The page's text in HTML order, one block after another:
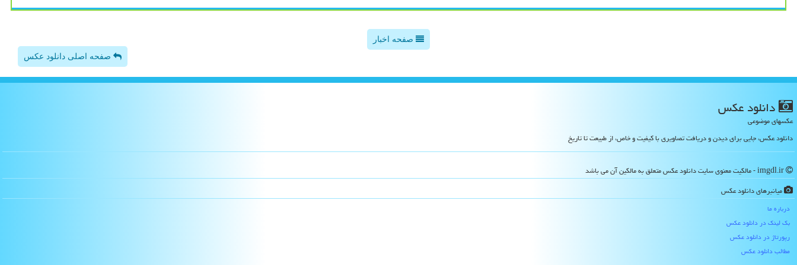
صفحه اخبار
صفحه اصلی دانلود عکس
دانلود عكس
عکسهای موضوعی
دانلود عکس، جایی برای دیدن و دریافت تصاویری با کیفیت و خاص، از طبیعت تا تاریخ
میانبرهای دانلود عكس
درباره ما
بک لینک در دانلود عكس
رپورتاژ در دانلود عكس
مطالب دانلود عكس